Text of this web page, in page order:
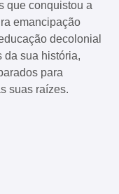
que conquistou a
emancipação
decolonial
da sua história,
para
suas raízes.